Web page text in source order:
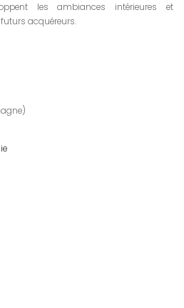
les ambiances intérieures et
futurs acquéreurs.